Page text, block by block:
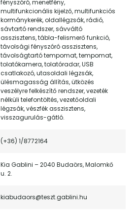
fényszóró, menetfény,
multifunkcionális kijelző, multifunkciós
kormánykerék, oldallégzsák, rádió,
sávtartó rendszer, sávváltó
asszisztens, tábla-felismerő funkció,
távolsági fényszóró asszisztens,
távolságtartó tempomat, tempomat,
tolatókamera, tolatóradar, USB
csatlakozó, utasoldali légzsák,
ülésmagasság állítás, ütközés
veszélyre felkészítő rendszer, vezeték
nélküli telefontöltés, vezetőoldali
légzsák, vészfék asszisztens,
visszagurulás-gátló.
(+36) 1/8772164
Kia Gablini – 2040 Budaörs, Malomkő
u. 2.
kiabudaors@teszt.gablini.hu